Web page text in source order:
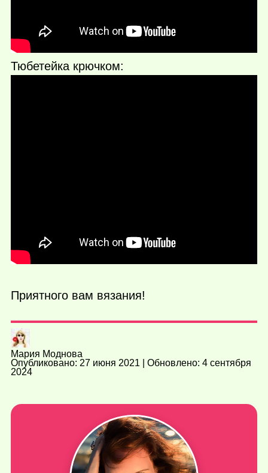
Тюбетейка крючком:
Приятного вам вязания!
Мария Моднова
Опубликовано: 27 июня 2021 | Обновлено: 4 сентября
2024